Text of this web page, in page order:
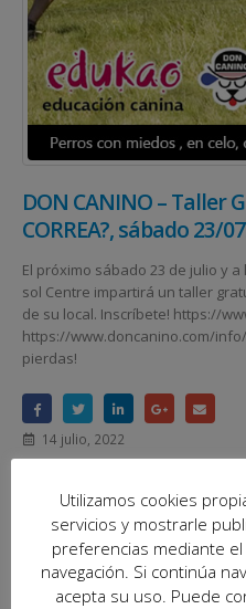
DON CANINO – Taller
CORREA?, sábado 23/
El próximo sábado 23 de julio y a
sol Centre impartirá un taller
de su local. Inscríbete! https://
https://www.doncanino.com/
pierdas!
14 julio, 2022
LEER MÁS...Utilizamos cookies
servicios y mostrarle
preferencias mediante
navegación. Si continúa
acepta su uso. Puede